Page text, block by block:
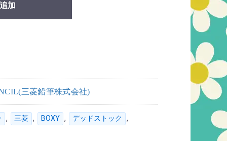
加
三菱鉛筆株式会社)
, 三菱 , BOXY , デッドストック ,